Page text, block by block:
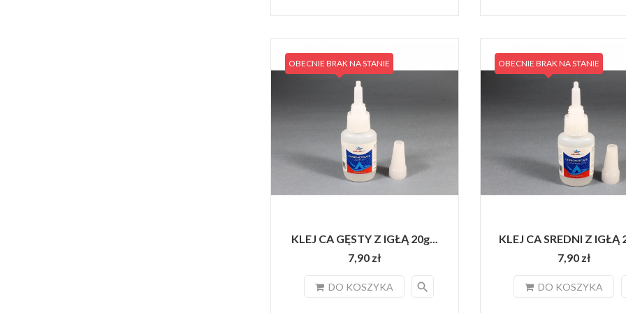
KLEJ CA GĘSTY Z IGŁĄ 20g...
7,90 zł
DO KOSZYKA search
OBECNIE BRAK NA STANIE
KLEJ CA SREDNI Z IGŁĄ
7,90 zł
DO KOSZYKA
OBECNIE BRAK NA STANIE